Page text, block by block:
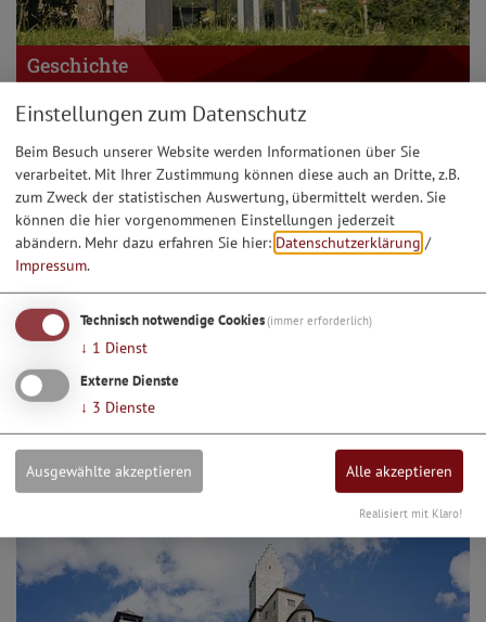
Geschichte
Ortsteile
Einstellungen zum Datenschutz
Beim Besuch unserer Website werden Informationen über Sie
verarbeitet. Mit Ihrer Zustimmung können diese auch an Dritte, z.B.
zum Zweck der statistischen Auswertung, übermittelt werden. Sie
können die hier vorgenommenen Einstellungen jederzeit
abändern. Mehr dazu erfahren Sie hier: Datenschutzerklärung /
Impressum.
Technisch notwendige Cookies(immer erforderlich)
↓ 1 Dienst
Externe Dienste
↓ 3 Dienste
Ausgewählte akzeptieren Alle akzeptieren
Realisiert mit Klaro!